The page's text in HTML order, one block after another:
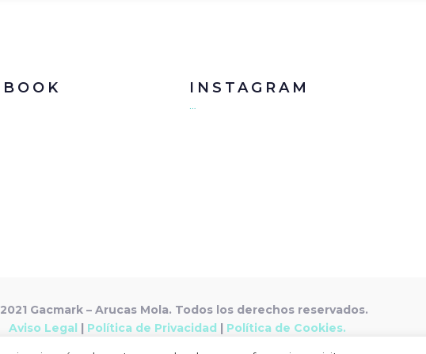
INSTAGRAM
…
Gacmark – Arucas Mola. Todos los derechos reservados.
Aviso Legal | Política de Privacidad | Política de Cookies.